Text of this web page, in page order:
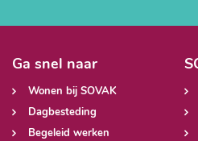
Ga snel naar
Wonen bij SOVAK
Dagbesteding
Begeleid werken